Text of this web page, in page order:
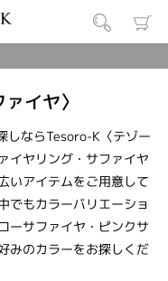
イヤ〉
しならTesoro-K〈テゾー
イヤリング・サファイヤ
いアイテムをご用意して
でもカラーバリエーショ
ーサファイヤ・ピンクサ
みのカラーをお探しくだ